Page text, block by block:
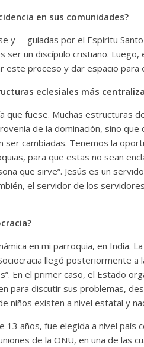
en sus comunidades?
y —guiadas por el Espíritu
ser un discípulo cristiano.
proceso y dar espacio para
eclesiales más
que fuese. Muchas estructuras
de la dominación, sino
cambiadas. Tenemos la
para que estas no sean
que sirve”. Jesús es un
el servidor de los
en mi parroquia, en India.
llegó posteriormente a
En el primer caso, el Estado
para discutir sus problemas,
niños existen a nivel estatal y
13 años, fue elegida a nivel país
de la ONU, en una de las